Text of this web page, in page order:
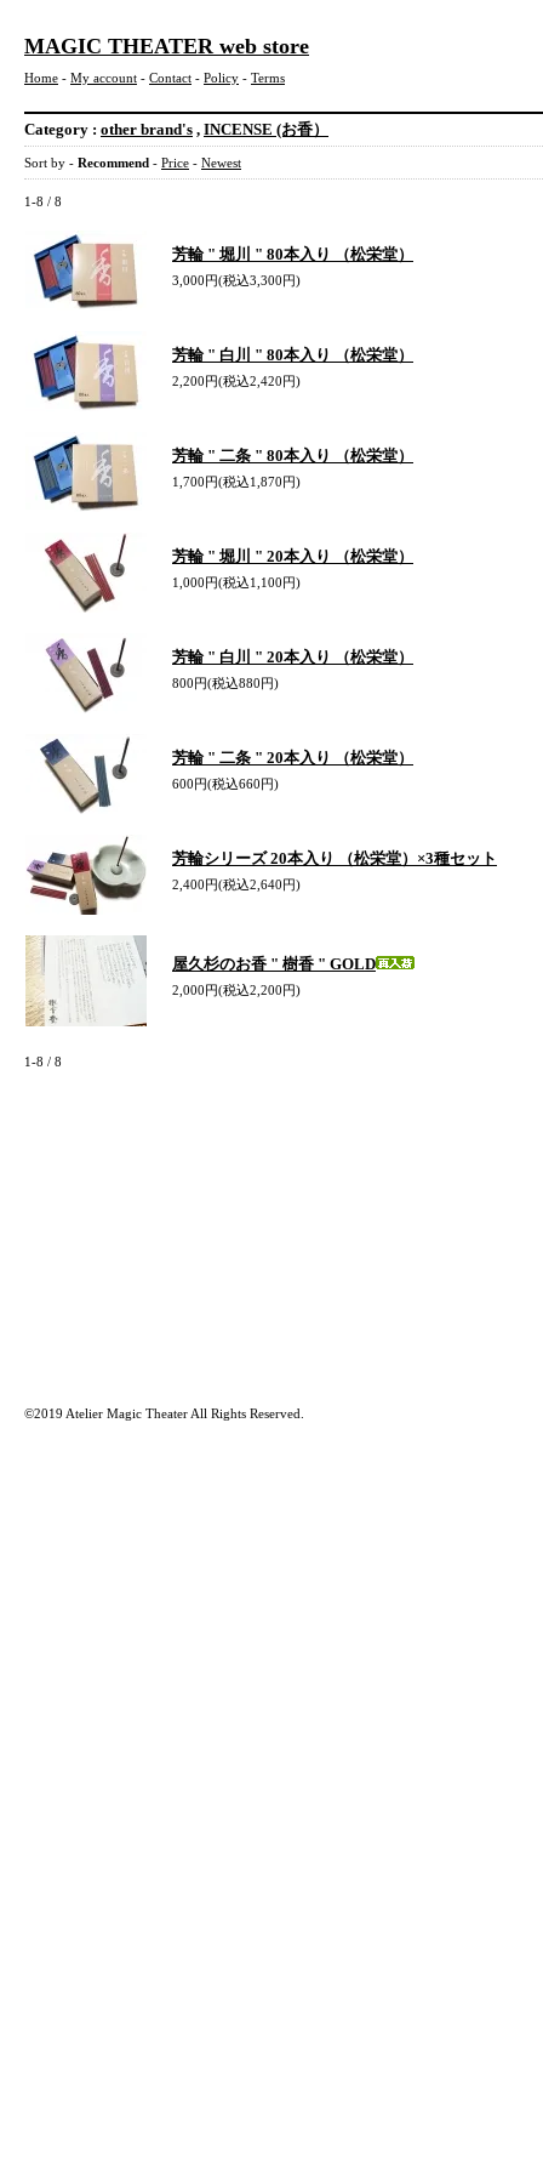
MAGIC THEATER web store
Home - My account - Contact - Policy - Terms
Category : other brand's , INCENSE (お香）
Sort by - Recommend - Price - Newest
1-8 / 8
芳輪 " 堀川 " 80本入り （松栄堂）
3,000円(税込3,300円)
芳輪 " 白川 " 80本入り （松栄堂）
2,200円(税込2,420円)
芳輪 " 二条 " 80本入り （松栄堂）
1,700円(税込1,870円)
芳輪 " 堀川 " 20本入り （松栄堂）
1,000円(税込1,100円)
芳輪 " 白川 " 20本入り （松栄堂）
800円(税込880円)
芳輪 " 二条 " 20本入り （松栄堂）
600円(税込660円)
芳輪シリーズ 20本入り （松栄堂）×3種セット
2,400円(税込2,640円)
屋久杉のお香 " 樹香 " GOLD
2,000円(税込2,200円)
1-8 / 8
©2019 Atelier Magic Theater All Rights Reserved.